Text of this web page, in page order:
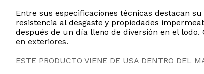
Entre sus especificaciones técnicas destacan
resistencia al desgaste y propiedades
después de un día lleno de diversión en el
en exteriores.
ESTE PRODUCTO VIENE DE USA DENTRO DEL